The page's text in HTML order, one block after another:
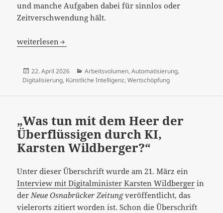
und manche Aufgaben dabei für sinnlos oder
Zeitverschwendung hält.
„Das ist nun wirklich weit hergeholt!“…
weiterlesen
Veröffentlicht
am
22. April 2026 Kategorien
Arbeitsvolumen, Automatisierung,
Digitalisierung, Künstliche Intelligenz, Wertschöpfung
„Was tun mit dem Heer der
Überflüssigen durch KI,
Karsten Wildberger?“
Unter dieser Überschrift wurde am 21. März ein
Interview mit Digitalminister Karsten Wildberger in
der Neue Osnabrücker Zeitungveröffentlicht, das
vielerorts zitiert worden ist. Schon die Überschrift